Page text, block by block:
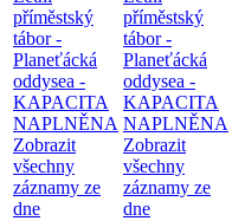
příměstský
tábor -
Planeťácká
oddysea -
KAPACITA
NAPLNĚNA
Zobrazit
všechny
záznamy ze
dne
příměstský
tábor -
Planeťácká
oddysea -
KAPACITA
NAPLNĚNA
Zobrazit
všechny
záznamy ze
dne